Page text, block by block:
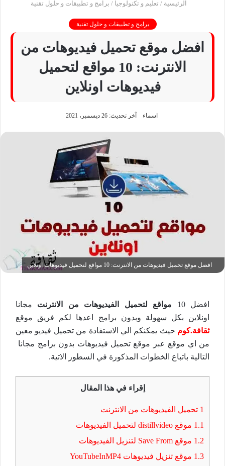
الرئيسية / تعليم و تكنولوجيا / برامج و تطبيقات و حلول تقنية
برامج و تطبيقات و حلول تقنية
افضل موقع تحميل فيديوهات من
الانترنت: 10 مواقع لتحميل
فيديوهات اونلاين
اسماء آخر تحديث: 26 ديسمبر، 2021
افضل موقع تحميل فيديوهات من الانترنت: 10 مواقع لتحميل فيديوهات اونلاين
افضل 10 مواقع لتحميل الفيديوهات من الانترنت مجانا
اونلاين بكل سهولة وبدون برامج اعدها لكم فريق موقع
ثقافة.كوم حيث يمكنكم الي الاستفادة من تحميل فيديو معين
من اي موقع عبر موقع تحميل فيديوهات بدون برامج مجانا
التالية باتباع الخطوات المذكورة في السطور الاتية.
إقراء في هذا المقال
1 تحميل الفيديوهات من الانترنت
1.1 موقع distillvideo لتحميل الفيديوهات
1.2 موقع Save From لتنزيل الفيديوهات
1.3 موقع تنزيل فيديوهات YouTubeInMP4